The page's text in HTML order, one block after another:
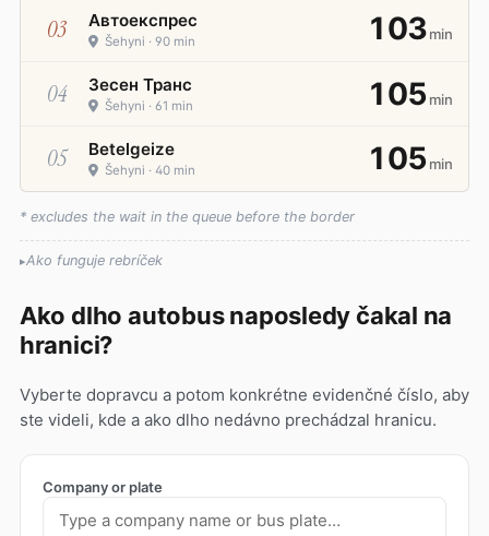
03 Автоекспрес
Šehyni · 90 min 103min
04 Зесен Транс
Šehyni · 61 min 105min
05 Betelgeize
Šehyni · 40 min 105min
* excludes the wait in the queue before the border
Ako funguje rebríček
Ako dlho autobus naposledy čakal na
hranici?
Vyberte dopravcu a potom konkrétne evidenčné číslo, aby
ste videli, kde a ako dlho nedávno prechádzal hranicu.
Company or plate